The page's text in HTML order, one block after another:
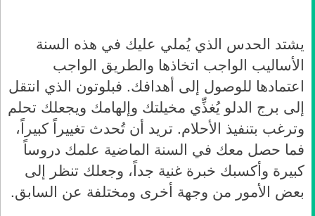
يشتد الحدس الذي يُملي عليك في هذه السنة
الأساليب الواجب اتخاذها والطريق الواجب
اعتمادها للوصول إلى أهدافك. فبلوتون الذي انتقل
إلى برج الدلو يُغذِّي مخيلتك وإلهامك ويجعلك تحلم
وترغب بتنفيذ الأحلام. تريد أن تُحدث تغييراً كبيراً،
فما حصل معك في السنة الماضية علمك دروساً
كبيرة وأكسبك خبرة غنية جداً، وجعلك تنظر إلى
بعض الأمور من وجهة أخرى ومختلفة عن السابق.